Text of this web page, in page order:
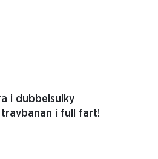
i dubbelsulky
i full fart!